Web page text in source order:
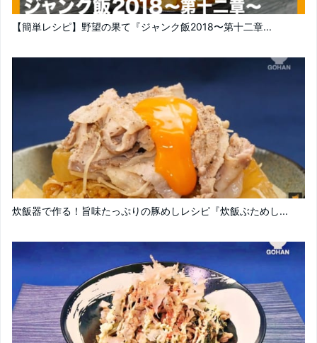
【簡単レシピ】野望の果て『ジャンク飯2018〜第十二章...
炊飯器で作る！旨味たっぷりの豚めしレシピ『炊飯ぶためし...